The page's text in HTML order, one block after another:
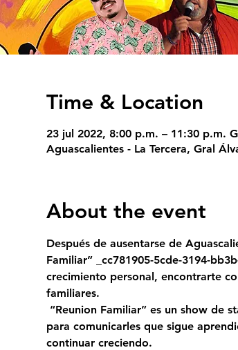
Time & Location
23 jul 2022, 8:00 p.m. – 11:30 p.m.
Aguascalientes - La Tercera, Gral
About the event
Después de ausentarse de
Familiar” _cc781905-5cde-3194-
crecimiento personal, encontrarte
familiares.
para comunicarles que sigue
continuar creciendo.